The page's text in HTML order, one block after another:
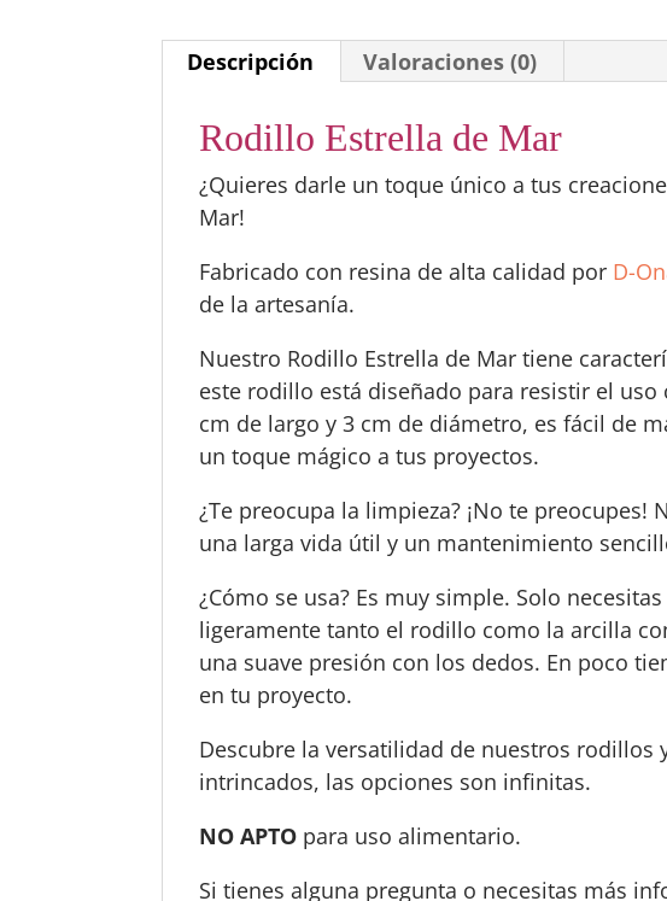
Descripción Valoraciones (0)
Rodillo Estrella de Mar
¿Quieres darle un toque único a tus
Mar!
Fabricado con resina de alta calidad por D-
de la artesanía.
Nuestro Rodillo Estrella de Mar tiene
este rodillo está diseñado para resistir el
cm de largo y 3 cm de diámetro, es fácil de
un toque mágico a tus proyectos.
¿Te preocupa la limpieza? ¡No te
una larga vida útil y un mantenimiento
¿Cómo se usa? Es muy simple. Solo
ligeramente tanto el rodillo como la arcilla
una suave presión con los dedos. En poco
en tu proyecto.
Descubre la versatilidad de nuestros rodillos
intrincados, las opciones son infinitas.
NO APTO para uso alimentario.
Si tienes alguna pregunta o necesitas más